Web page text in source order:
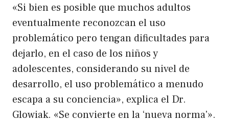
«Si bien es posible que muchos adultos
eventualmente reconozcan el uso
problemático pero tengan dificultades para
dejarlo, en el caso de los niños y
adolescentes, considerando su nivel de
desarrollo, el uso problemático a menudo
escapa a su conciencia», explica el Dr.
Glowiak. «Se convierte en la ‘nueva norma'».